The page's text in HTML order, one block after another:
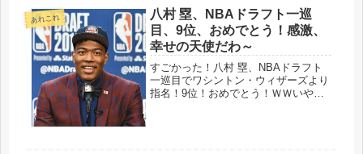
金って・・・10年以上にわたり取引が
ない預金、「休眠預金」これが、...
あれこれ
八村 塁、NBAドラフト一巡
目、9位、おめでとう！感激、
幸せの天使だわ～
すごかった！八村 塁、NBAドラフト
一巡目でワシントン・ウィザーズより
指名！9位！おめでとう！ＷＷいやは